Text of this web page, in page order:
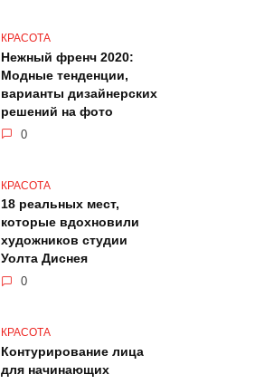
КРАСОТА
Нежный френч 2020:
Модные тенденции,
варианты дизайнерских
решений на фото
0
КРАСОТА
18 реальных мест,
которые вдохновили
художников студии
Уолта Диснея
0
КРАСОТА
Контурирование лица
для начинающих